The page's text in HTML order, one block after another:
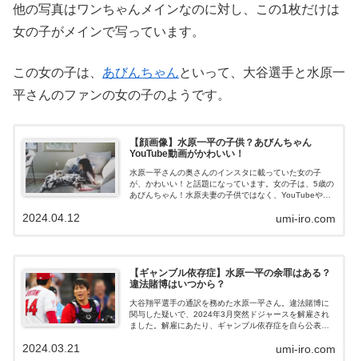
他の写真はワンちゃんメインなのに対し、この1枚だけは
女の子がメインで写っています。
この女の子は、 あびんちゃんといって、大谷選手と水原一
平さんのファンの女の子のようです。
【顔画像】水原一平の子供？あびんちゃん
YouTube動画がかわいい！
水原一平さんの奥さんのインスタに載っていた女の子
が、かわいい！と話題になっています。女の子は、5歳の
あびんちゃん！水原夫妻の子供ではなく、YouTubeや
す。あびんちゃんについてまとめました。水原一平妻の
されましたが、この女の子は水原夫妻の娘ではなく、あ
びんちゃんというインフルエンサーの子供のようです。
umi-iro.com
2024.04.12
【ギャンブル依存症】水原一平の余罪はある？
違法賭博はいつから？
大谷翔平選手の通訳を務めた水原一平さん。違法賭博に
関与した疑いで、2024年3月突然ドジャースを解雇され
ました。解雇にあたり、ギャンブル依存症を自ら公表し
また、余罪はあるのでしょうか。引退？水原一平、ドジ
umi-iro.com
2024.03.21